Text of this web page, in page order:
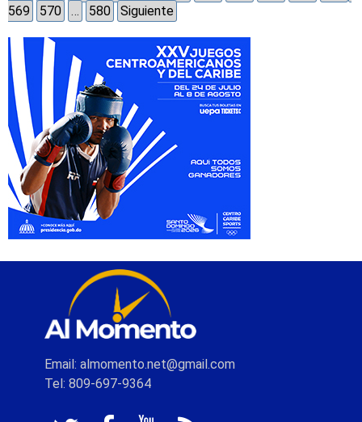
569
570 … 580 Siguiente
Email: almomento.net@gmail.com
Tel: 809-697-9364